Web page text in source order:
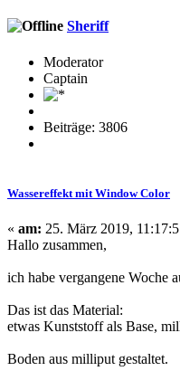
Sheriff
Moderator
Captain
Beiträge: 3806
Wassereffekt mit Window Color
« am: 25. März 2019,
Hallo zusammen,
ich habe vergangene Woche
Das ist das Material:
etwas Kunststoff als Base,
Boden aus milliput gestaltet.